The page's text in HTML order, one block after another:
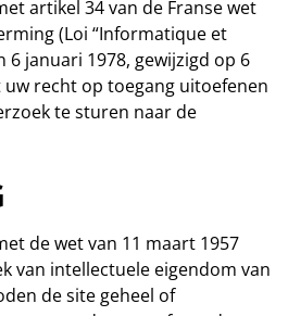
artikel 34 van de Franse wet
(Loi “Informatique et
6 januari 1978, gewijzigd op 6
uw recht op toegang uitoefenen
te sturen naar de
de wet van 11 maart 1957
van intellectuele eigendom van
de site geheel of